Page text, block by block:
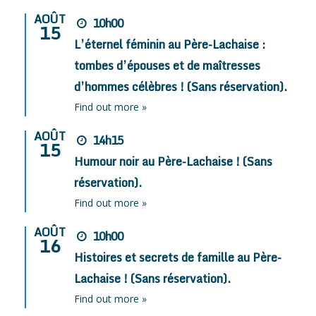
AOÛT
15
10h00
L’éternel féminin au Père-Lachaise :
tombes d’épouses et de maîtresses
d’hommes célèbres ! (Sans réservation).
Find out more »
AOÛT
15
14h15
Humour noir au Père-Lachaise ! (Sans
réservation).
Find out more »
AOÛT
16
10h00
Histoires et secrets de famille au Père-
Lachaise ! (Sans réservation).
Find out more »